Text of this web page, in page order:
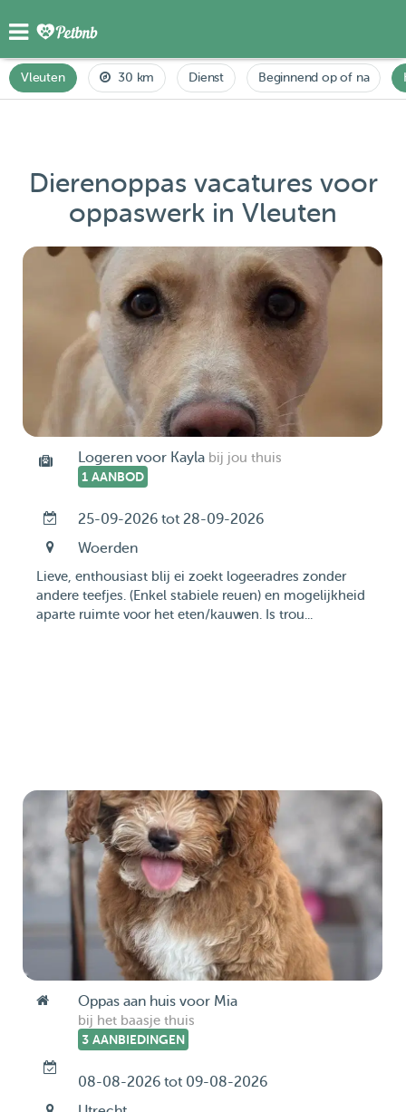
Vleuten 30 km Dienst Beginnend op of na
Dierenoppas vacatures voor
oppaswerk in Vleuten
Logeren voor Kayla bij jou thuis
1 AANBOD
25-09-2026 tot 28-09-2026
Woerden
Lieve, enthousiast blij ei zoekt logeeradres zonder
andere teefjes. (Enkel stabiele reuen) en mogelijkheid
aparte ruimte voor het eten/kauwen. Is trou...
Oppas aan huis voor Mia
bij het baasje thuis
3 AANBIEDINGEN
08-08-2026 tot 09-08-2026